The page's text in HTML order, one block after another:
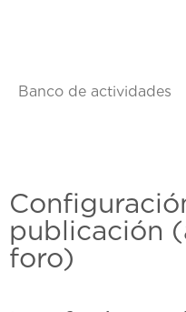
Banco de actividades
publicación
foro)